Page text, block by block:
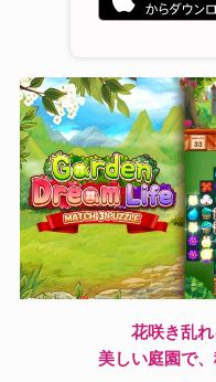
花咲き乱れ
美しい庭園で、